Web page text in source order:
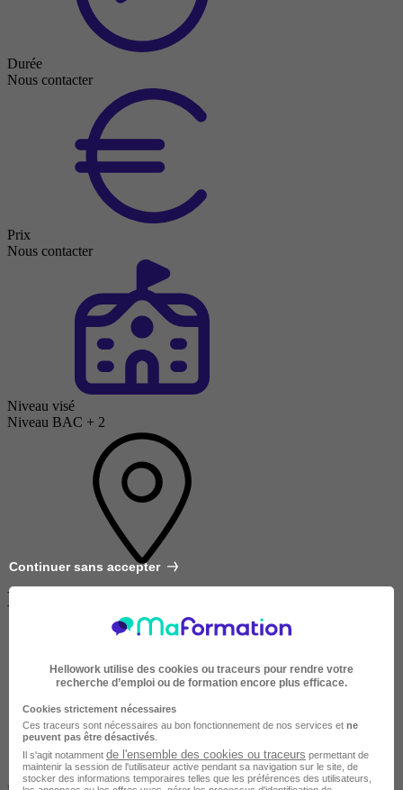
Durée
Nous contacter
Prix
Nous contacter
Niveau visé
Niveau BAC + 2
Localité
Continuer sans accepter
Hellowork utilise des cookies ou traceurs pour rendre votre
recherche d’emploi ou de formation encore plus efficace.
Cookies strictement nécessaires
Ces traceurs sont nécessaires au bon fonctionnement de nos services et ne
peuvent pas être désactivés
Il s'agit notamment de l'ensemble des cookies ou traceurs permettant de
maintenir la session de l'utilisateur active pendant sa navigation sur le site, de
stocker des informations temporaires telles que les préférences des utilisateurs,